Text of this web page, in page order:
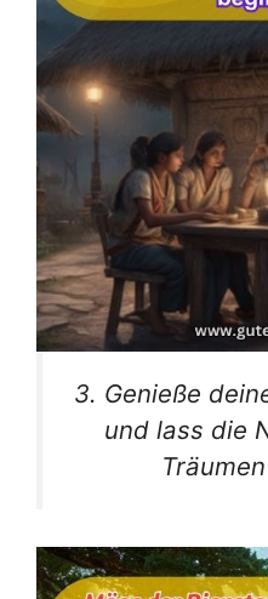
3. Genieße
und lass die